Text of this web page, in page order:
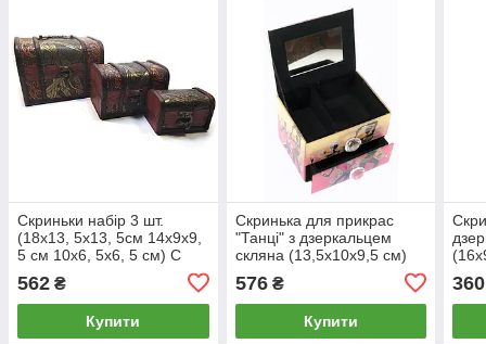
Скриньки набір 3 шт.
(18х13, 5х13, 5см 14х9х9,
5 см 10х6, 5х6, 5 см) C
562 ₴
Купити
Скринька для прикрас
"Танці" з дзеркальцем
скляна (13,5х10х9,5 см)
576₴
Купити
360